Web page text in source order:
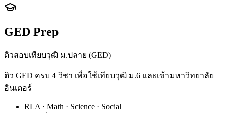
GED Prep
ติวสอบเทียบวุฒิ ม.ปลาย (GED)
ติว GED ครบ 4 วิชา เพื่อใช้เทียบวุฒิ ม.6 และเข้ามหาวิทยาลัย
อินเตอร์
RLA · Math · Science · Social